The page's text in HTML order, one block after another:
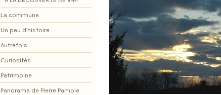
La commune
Un peu d'histoire
Autrefois
Curiosités
Patrimoine
Panorama de Pierre Pamole